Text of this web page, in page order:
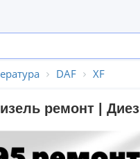
DAF XF
ремонт | Диез